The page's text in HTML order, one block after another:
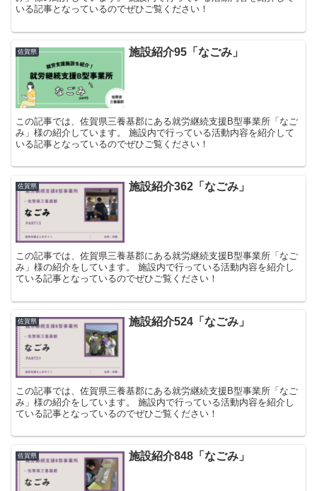
いる記事となっているのでぜひご覧ください！
佐賀県 施設紹介95「なごみ」
この記事では、佐賀県三養基郡にある就労継続支援B型事業所「なご
み」様の紹介しています。 施設内で行っている活動内容を紹介して
いる記事となっているのでぜひご覧ください！
佐賀県 施設紹介362「なごみ」
この記事では、佐賀県三養基郡にある就労継続支援B型事業所「なご
み」様の紹介をしています。 施設内で行っている活動内容を紹介し
ている記事となっているのでぜひご覧ください！
佐賀県 施設紹介524「なごみ」
この記事では、佐賀県三養基郡にある就労継続支援B型事業所「なご
み」様の紹介をしています。 施設内で行っている活動内容を紹介し
ている記事となっているのでぜひご覧ください！
佐賀県 施設紹介848「なごみ」